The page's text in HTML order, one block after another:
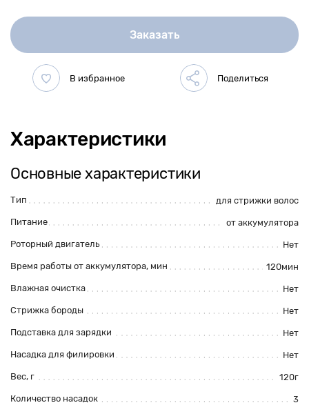
Заказать
Характеристики
Основные характеристики
Тип для стрижки волос
Питание от аккумулятора
Роторный двигатель Нет
Время работы от аккумулятора, мин 120мин
Влажная очистка Нет
Стрижка бороды Нет
Подставка для зарядки Нет
Насадка для филировки Нет
Вес, г 120г
Количество насадок 3